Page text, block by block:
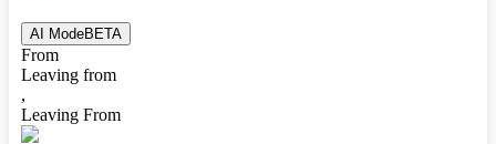
AI ModeBETA
From
Leaving from
,
Leaving From